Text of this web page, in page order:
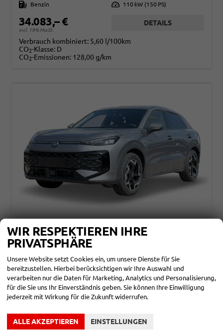
Kraftstoff
Benzin Leistung 110 kW (150 PS)
34.083,– €
incl. 19% MwSt.
DETAILS
Verbrauch kombiniert: 5,60 l/100km
CO2-Klasse: D
CO2-Emissionen: 128,00 g/km
VOLKSWAGEN T-ROC
Fahrzeugnr. 859889 Getriebe
Kraftstoff Benzin Leistung 110 kW (150 PS)
34.590,– € DETAILS
Verbrauch kombiniert:
CO2-Klasse:D
CO -Emissionen:128,00 g/km
WIR RESPEKTIEREN IHRE
PRIVATSPHÄRE
Unsere Website setzt Cookies ein, um unsere Dienste für Sie
bereitzustellen. Hierbei berücksichtigen wir Ihre Auswahl und
verarbeiten nur die Daten für Marketing, Analytics und Personalisierung,
für die Sie uns Ihr Einverständnis geben. Sie können Ihre Einwilligung
jederzeit mit Wirkung für die Zukunft widerrufen.
ALLE AKZEPTIEREN EINSTELLUNGEN